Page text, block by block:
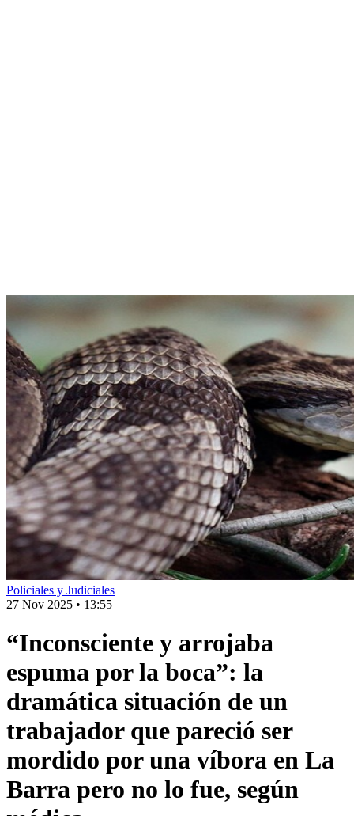
Policiales y Judiciales
27 Nov 2025 • 13:55
“Inconsciente y arrojaba
espuma por la boca”: la
dramática situación de un
trabajador que pareció ser
mordido por una víbora en La
Barra pero no lo fue, según